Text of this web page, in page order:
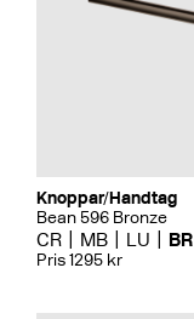
Knoppar/Handtag
Bean 596 Bronze
CR MB LU BR
Pris 1295 kr